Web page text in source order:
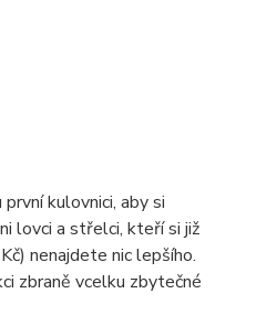
kulovnici, aby si
lovci a střelci, kteří si již
nenajdete nic lepšího.
zbraně vcelku zbytečné